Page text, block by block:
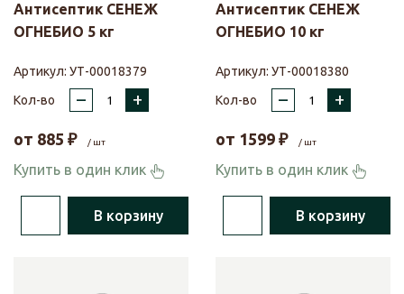
Антисептик СЕНЕЖ
ОГНЕБИО 5 кг
Артикул: УТ-00018379
Кол-во
– +
от 885 ₽ / шт
Купить в один клик
В корзину
Антисептик СЕНЕЖ
ОГНЕБИО 10 кг
Артикул: УТ-00018380
Кол-во
– +
от 1599 ₽ / шт
Купить в один клик
В корзину